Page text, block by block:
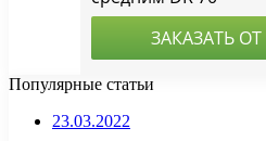
Популярные статьи
23.03.2022